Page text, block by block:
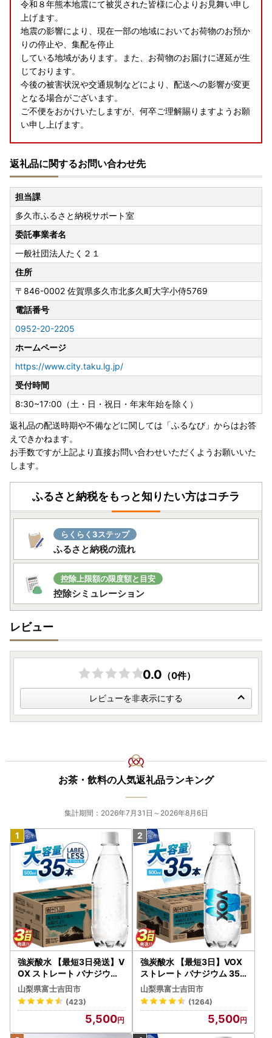
令和８年熊本地震にて被災された皆様に心よりお見舞い申し
上げます。
地震の影響により、現在一部の地域においてお荷物のお預か
りの停止や、集配を停止
している地域があります。また、お荷物のお届けに遅延が生
じております。
今後の被害状況や交通規制などにより、配送への影響が変更
となる場合がございます。
ご不便をおかけいたしますが、何卒ご理解賜りますようお願
い申し上げます。
【お盆休みの返礼品の発送について】
令和8年8月7日（金）～令和8年8月16日（日）まで全ての
返礼品の発送を停止致します。
寄附者様にはご迷惑をおかけいたしますが何卒ご理解のほど
よろしくお願いいたします。
返礼品に関するお問い合わせ先
担当課
多久市ふるさと納税サポート室
委託事業者名
一般社団法人たく２１
住所
〒846-0002 佐賀県多久市北多久町大字小侍5769
電話番号
0952-20-2205
ホームページ
https://www.city.taku.lg.jp/
受付時間
8:30~17:00（土・日・祝日・年末年始を除く）
返礼品の配送時期や不備などに関しては「ふるなび」からはお答
えできかねます。
お手数ですが上記より直接お問い合わせいただくようお願いいた
します。
ふるさと納税をもっと知りたい方はコチラ
らくらく3ステップ
ふるさと納税の流れ
控除上限額の限度額と目安
控除シミュレーション
レビュー
0.0 （0件）
レビューを非表示にする
お茶・飲料の人気返礼品ランキング
集計期間：2026年7月31日～2026年8月6日
強炭酸水 【最短3日発送】V
OX ストレート バナジウム
強炭酸水 35本 500ml ラベ
ルレス【富士吉田市限定カ
ートン】 炭酸
山梨県富士吉田市
(423)
5,500
強炭酸水 【最短3日】VOX
ストレート バナジウム 35
本 500ml 【富士吉田市限
定カートン】炭酸
山梨県富士吉田市
(1264)
5,500